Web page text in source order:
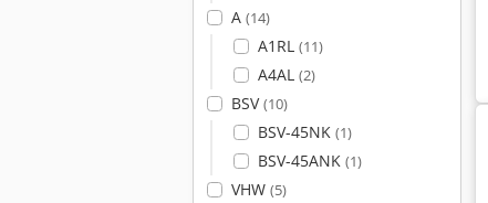
A (14)
A1RL (11)
A4AL (2)
BSV(10)
BSV-45NK (1)
BSV-45ANK (1)
VHW (5)